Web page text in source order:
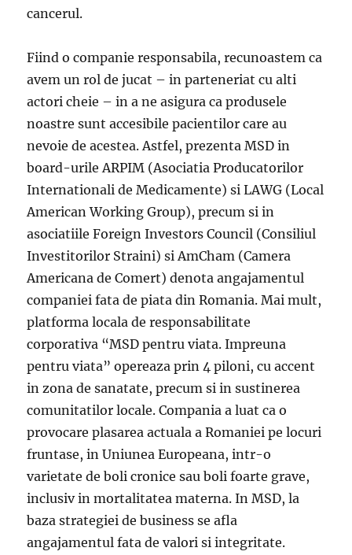
cancerul.
Fiind o companie responsabila, recunoastem ca
avem un rol de jucat – in parteneriat cu alti
actori cheie – in a ne asigura ca produsele
noastre sunt accesibile pacientilor care au
nevoie de acestea. Astfel, prezenta MSD in
board-urile ARPIM (Asociatia Producatorilor
Internationali de Medicamente) si LAWG (Local
American Working Group), precum si in
asociatiile Foreign Investors Council (Consiliul
Investitorilor Straini) si AmCham (Camera
Americana de Comert) denota angajamentul
companiei fata de piata din Romania. Mai mult,
platforma locala de responsabilitate
corporativa “MSD pentru viata. Impreuna
pentru viata” opereaza prin 4 piloni, cu accent
in zona de sanatate, precum si in sustinerea
comunitatilor locale. Compania a luat ca o
provocare plasarea actuala a Romaniei pe locuri
fruntase, in Uniunea Europeana, intr-o
varietate de boli cronice sau boli foarte grave,
inclusiv in mortalitatea materna. In MSD, la
baza strategiei de business se afla
angajamentul fata de valori si integritate.